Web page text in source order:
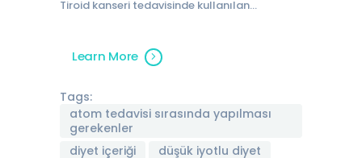
Tiroid kanseri tedavisinde kullanılan…
Learn More
Tags:
atom tedavisi sırasında yapılması
gerekenler
diyet içeriği
düşük iyotlu diyet